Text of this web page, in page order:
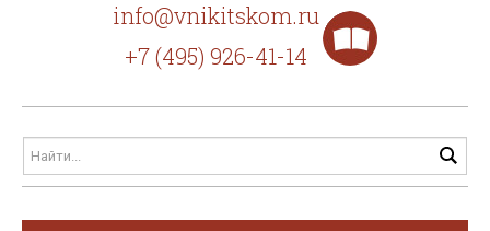
info@vnikitskom.ru
+7 (495) 926-41-14